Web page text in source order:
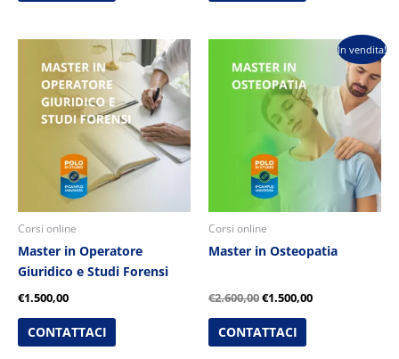
Corsi online
Master in Operatore
Giuridico e Studi Forensi
€1.500,00
CONTATTACI
In vendita!
Corsi online
Master in Osteopatia
€2.600,00
prezzo
originale
era:
€2.600,00.
€1.500,00
prezzo
attuale
è:
€1.500,00.
CONTATTACI